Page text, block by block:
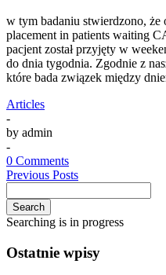
w tym badaniu stwierdzono, że
placement in patients waiting
pacjent został przyjęty w
do dnia tygodnia. Zgodnie z
które bada związek między
Articles
-
by admin
-
0 Comments
Previous Posts
Search
Searching is in progress
Ostatnie wpisy